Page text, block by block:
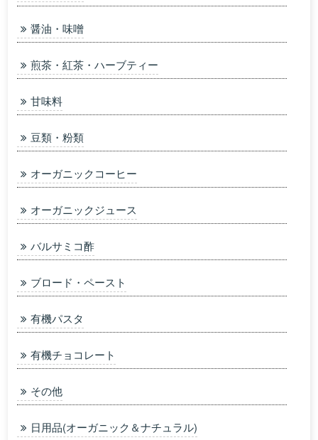
醤油・味噌
煎茶・紅茶・ハーブティー
甘味料
豆類・粉類
オーガニックコーヒー
オーガニックジュース
バルサミコ酢
ブロード・ペースト
有機パスタ
有機チョコレート
その他
日用品(オーガニック＆ナチュラル)